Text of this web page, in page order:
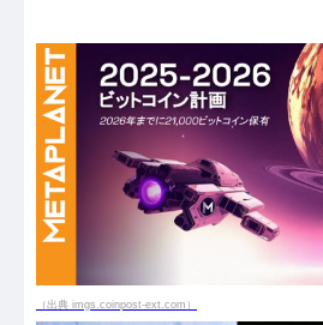
（出典 imgs.coinpost-ext.com）